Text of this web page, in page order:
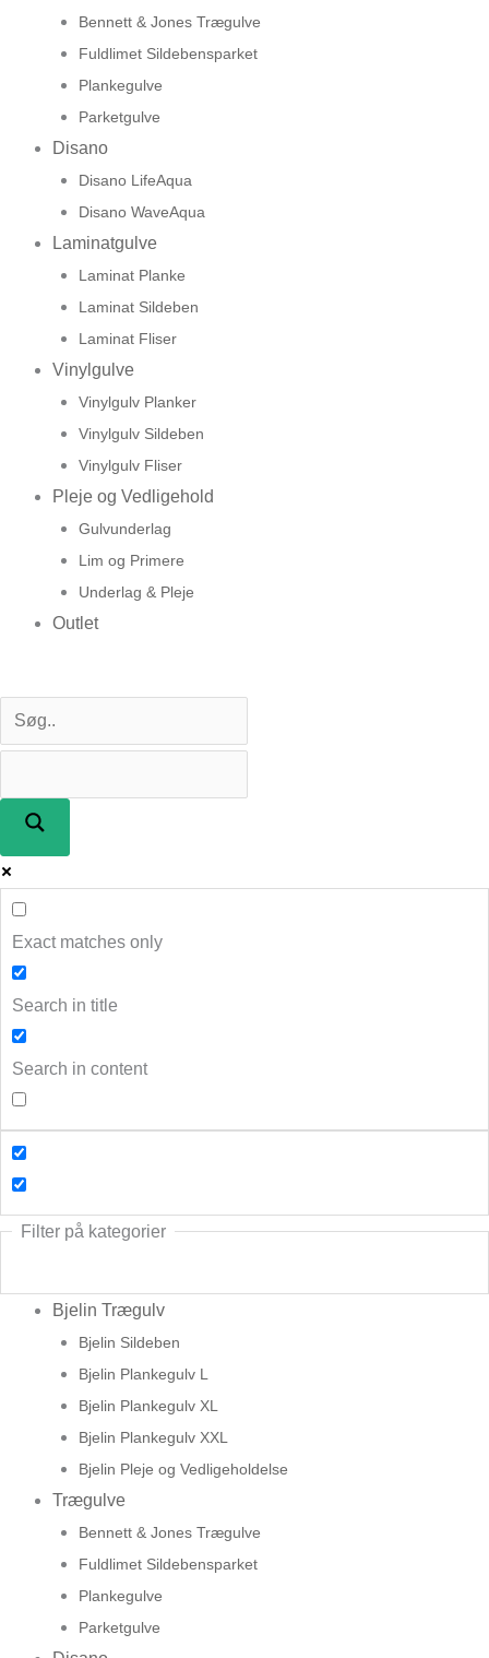
Bennett & Jones Trægulve
Fuldlimet Sildebensparket
Plankegulve
Parketgulve
Disano
Disano LifeAqua
Disano WaveAqua
Laminatgulve
Laminat Planke
Laminat Sildeben
Laminat Fliser
Vinylgulve
Vinylgulv Planker
Vinylgulv Sildeben
Vinylgulv Fliser
Pleje og Vedligehold
Gulvunderlag
Lim og Primere
Underlag & Pleje
Outlet
Exact matches only
Search in title
Search in content
Filter på kategorier
Bjelin Trægulv
Bjelin Sildeben
Bjelin Plankegulv L
Bjelin Plankegulv XL
Bjelin Plankegulv XXL
Bjelin Pleje og Vedligeholdelse
Trægulve
Bennett & Jones Trægulve
Fuldlimet Sildebensparket
Plankegulve
Parketgulve